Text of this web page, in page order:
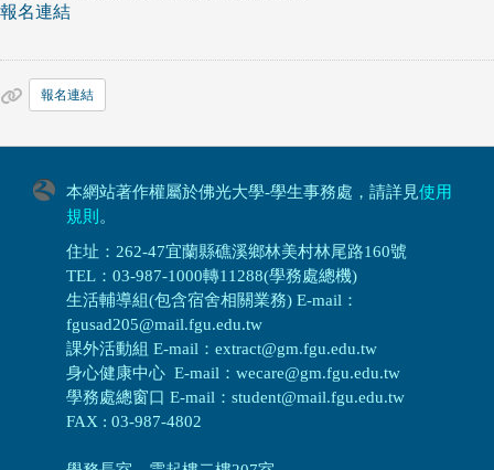
報名連結
報名連結
本網站著作權屬於佛光大學-學生事務處，請詳見使用
規則 。
住址：262-47宜蘭縣礁溪鄉林美村林尾路160號
TEL：03-987-1000轉11288(學務處總機)
生活輔導組(包含宿舍相關業務) E-mail：
fgusad205@mail.fgu.edu.tw
課外活動組 E-mail：extract@gm.fgu.edu.tw
身心健康中心 E-mail：wecare@gm.fgu.edu.tw
學務處總窗口 E-mail：student@mail.fgu.edu.tw
FAX : 03-987-4802